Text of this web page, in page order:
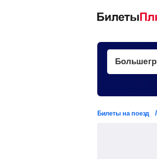
Билеты на поезд